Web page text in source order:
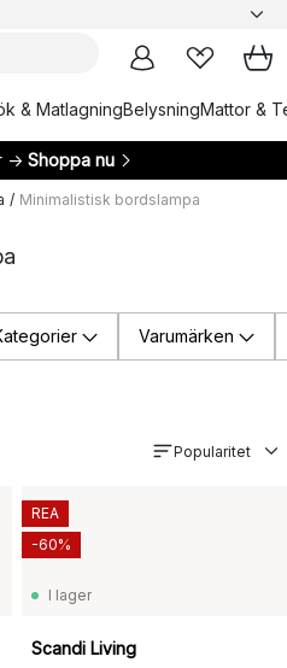
& MatlagningBelysningMattor &
→ Shoppa nu
/ Minimalistisk bordslampa
Varumärken
Popularitet
I lager
Scandi Living
REA
-60%